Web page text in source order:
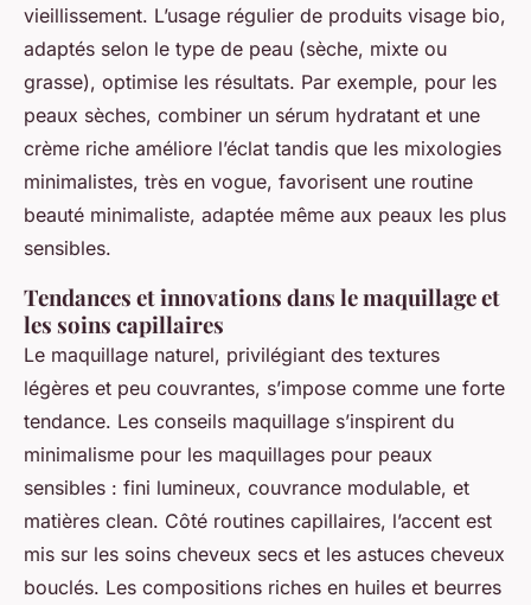
vieillissement. L’usage régulier de produits visage bio,
adaptés selon le type de peau (sèche, mixte ou
grasse), optimise les résultats. Par exemple, pour les
peaux sèches, combiner un sérum hydratant et une
crème riche améliore l’éclat tandis que les mixologies
minimalistes, très en vogue, favorisent une routine
beauté minimaliste, adaptée même aux peaux les plus
sensibles.
Tendances et innovations dans le maquillage et
les soins capillaires
Le maquillage naturel, privilégiant des textures
légères et peu couvrantes, s’impose comme une forte
tendance. Les conseils maquillage s’inspirent du
minimalisme pour les maquillages pour peaux
sensibles : fini lumineux, couvrance modulable, et
matières clean. Côté routines capillaires, l’accent est
mis sur les soins cheveux secs et les astuces cheveux
bouclés. Les compositions riches en huiles et beurres